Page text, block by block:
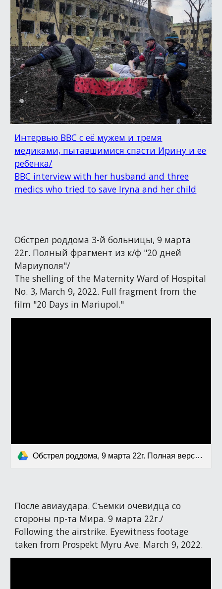
Интервью BBC с её мужем и тремя
медиками, пытавшимися спасти Ирину и ее
ребенка/
BBC interview with her husband and three
medics who tried to save Iryna and her child
Обстрел роддома 3-й больницы, 9 марта
22г. Полный фрагмент из к/ф "20 дней
Мариуполя"/
The shelling of the Maternity Ward of Hospital
No. 3, March 9, 2022. Full fragment from the
film "20 Days in Mariupol."
Обстрел роддома, 9 марта 22г. Полная версия из "20 дней Мариуполя".mov
После авиаудара. Съемки очевидца со
стороны пр-та Мира. 9 марта 22г./
Following the airstrike. Eyewitness footage
taken from Prospekt Myru Ave. March 9, 2022.